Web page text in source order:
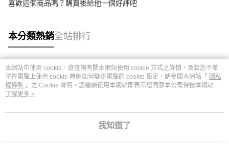
喜歡這個商品嗎？購買後給他一個好評吧
本分類熱銷全站排行
熱門標籤
本網站中使用 cookie，欲查詢有關本網站使用 cookie 方式之詳情，及若您不希
望在電腦上使用 cookie 時應如何變更電腦的 cookie 設定，請參閱本網站「 隱私
權條款 」之 Cookie 聲明。您繼續使用本網站即表示您同意本公司得按本網站使
用條款之 Cookie 聲明使用 cookie。
了解更多 >
我知道了